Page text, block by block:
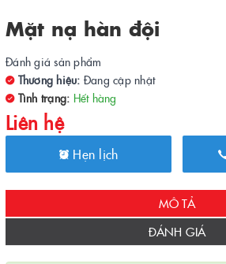
Mặt nạ hàn đội
Đánh giá sản phẩm
Thương hiệu: Đang cập nhật
Tình trạng: Hết hàng
Liên hệ
Hẹn lịch
MÔ TẢ
ĐÁNH GIÁ